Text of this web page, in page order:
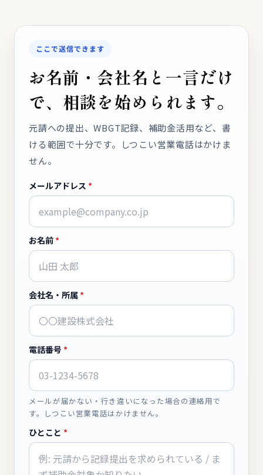
ここで送信できます
お名前・会社名と一言だけ
で、相談を始められます。
元請への提出、WBGT記録、補助金活用など、書
ける範囲で十分です。しつこい営業電話はかけま
せん。
メールアドレス *
お名前*
会社名・所属*
電話番号 *
メールが届かない・行き違いになった場合の連絡用で
す。しつこい営業電話はかけません。
ひとこと *